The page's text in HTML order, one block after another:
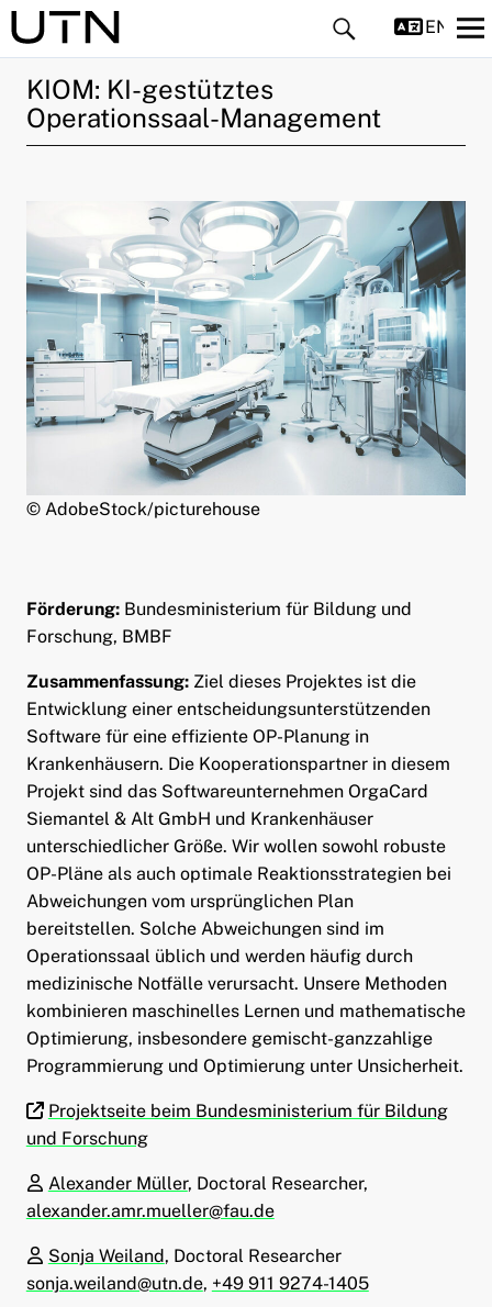
Menü aufklappen
Menü aufklappen
Menü aufklappen
Menü aufklappen
Menü aufklappen
Menü aufklappen
KIOM: KI-gestütztes
Operationssaal-Management
© AdobeStock/picturehouse
Förderung:Bundesministerium für Bildung und
Forschung, BMBF
Zusammenfassung: Ziel dieses Projektes ist die
Entwicklung einer entscheidungsunterstützenden
Software für eine effiziente OP-Planung in
Krankenhäusern. Die Kooperationspartner in diesem
Projekt sind das Softwareunternehmen OrgaCard
Siemantel & Alt GmbH und Krankenhäuser
unterschiedlicher Größe. Wir wollen sowohl robuste
OP-Pläne als auch optimale Reaktionsstrategien bei
Abweichungen vom ursprünglichen Plan
bereitstellen. Solche Abweichungen sind im
Operationssaal üblich und werden häufig durch
medizinische Notfälle verursacht. Unsere Methoden
kombinieren maschinelles Lernen und mathematische
Optimierung, insbesondere gemischt-ganzzahlige
Programmierung und Optimierung unter Unsicherheit.
Projektseite beim Bundesministerium für Bildung
und Forschung
Alexander Müller, Doctoral Researcher,
alexander.amr.mueller@fau.de
Sonja Weiland, Doctoral Researcher
sonja.weiland@utn.de, +49 911 9274-1405